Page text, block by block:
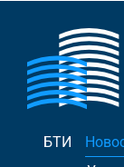
БТИ